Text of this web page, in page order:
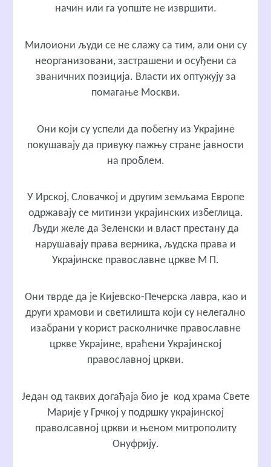
начин или га уопште не извршити.
Милоиони људи се не слажу са тим, али они су
неорганизовани, застрашени и осуђени са
званичних позиција. Власти их оптужују за
помагање Москви.
Они који су успели да побегну из Украјине
покушавају да привуку пажњу стране јавности
на проблем.
У Ирској, Словачкој и другим земљама Европе
одржавају се митинзи украјинских избеглица.
Људи желе да Зеленски и власт престану да
нарушавају права верника, људска права и
Украјинске православне цркве М П.
Они тврде да је Кијевско-Печерска лавра, као и
други храмови и светилишта који су нелегално
изабрани у корист расколничке православне
цркве Украјине, враћени Украјинској
православној цркви.
Један од таквих догађаја био је код храма Свете
Марије у Грчкој у подршку украјинској
праволсавној цркви и њеном митрополиту
Онуфрију.